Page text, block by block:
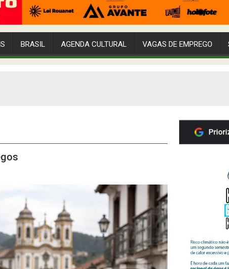
BRASIL AGENDA CULTURAL VAGAS DE EMPREGO